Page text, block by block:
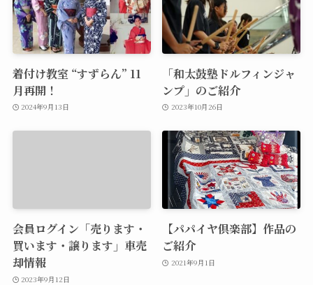
着付け教室 “すずらん” 11
月再開！
2024年9月13日
「和太鼓塾ドルフィンジャ
ンプ」のご紹介
2023年10月26日
会員ログイン「売ります・
買います・譲ります」車売
却情報
2023年9月12日
【パパイヤ倶楽部】作品の
ご紹介
2021年9月1日